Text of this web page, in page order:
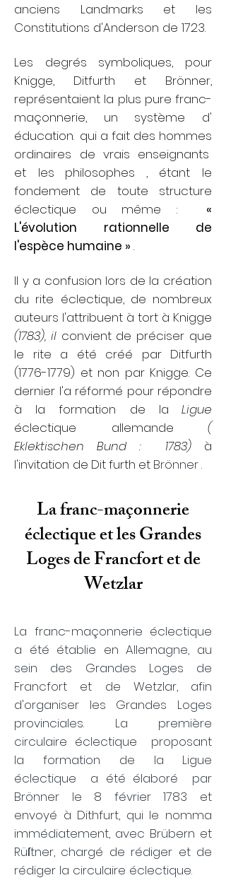
anciens Landmarks et les
Constitutions d'Anderson de 1723.
Les degrés symboliques, pour
Knigge, Ditfurth et Brönner,
représentaient la plus pure franc-
maçonnerie, un système d'
éducation. qui a fait des hommes
ordinaires de vrais enseignants
et les
philosophes
, étant le
fondement de toute structure
éclectique ou même :
«
L'évolution rationnelle de
l'espèce humaine » .
Il y a confusion lors de la création
du rite éclectique, de nombreux
auteurs l'attribuent à tort à Knigge
(1783), ilconvient de préciser que
le rite a été créé par Ditfurth
(1776-1779) et non par Knigge. Ce
dernier l'a réformé pour répondre
à la formation de la
Ligue
éclectique allemande
(
Eklektischen Bund :
1783)à
l'invitation de Ditfurth et Brönner.
La franc-maçonnerie
éclectique et les Grandes
Loges de Francfort et de
Wetzlar
La franc-maçonnerie éclectique
a été établie en Allemagne, au
sein des Grandes Loges de
Francfort et de Wetzlar, afin
d'organiser les Grandes Loges
provinciales. La première
circulaire éclectique
proposant
la formation de la
Ligue
éclectique
a été élaboré
par
Brönner le 8 février 1783 et
envoyé à Dithfurt, qui le nomma
immédiatement, avec Brübern et
Rüſtner, chargé de rédiger et de
rédiger la circulaire éclectique.